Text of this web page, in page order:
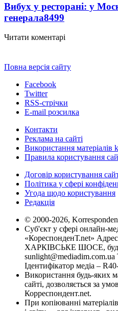
Вибух у ресторані: у
генерала8499
Читати коментарі
Повна версія сайту
Facebook
Twitter
RSS-стрічки
E-mail розсилка
Контакти
Реклама на сайті
Використання матеріалів
Правила користування
Договір користування
Політика у сфері
Угода щодо користування
Редакція
© 2000-2026,
Суб'єкт у сфері онлайн-
«КореспонденТ.net»
ХАРКІВСЬКЕ ШОСЕ,
sunlight@mediadim.com.ua
Ідентифікатор медіа –
Використання будь-яких
сайті, дозволяється за
Корреспондент.net.
При копіюванні